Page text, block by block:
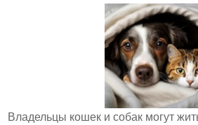
Владельцы кошек и собак могут